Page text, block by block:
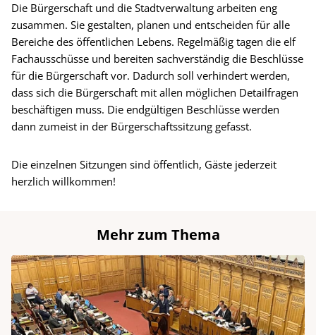
Die Bürgerschaft und die Stadtverwaltung arbeiten eng
zusammen. Sie gestalten, planen und entscheiden für alle
Bereiche des öffentlichen Lebens. Regelmäßig tagen die elf
Fachausschüsse und bereiten sachverständig die Beschlüsse
für die Bürgerschaft vor. Dadurch soll verhindert werden,
dass sich die Bürgerschaft mit allen möglichen Detailfragen
beschäftigen muss. Die endgültigen Beschlüsse werden
dann zumeist in der Bürgerschaftssitzung gefasst.
Die einzelnen Sitzungen sind öffentlich, Gäste jederzeit
herzlich willkommen!
Mehr zum Thema